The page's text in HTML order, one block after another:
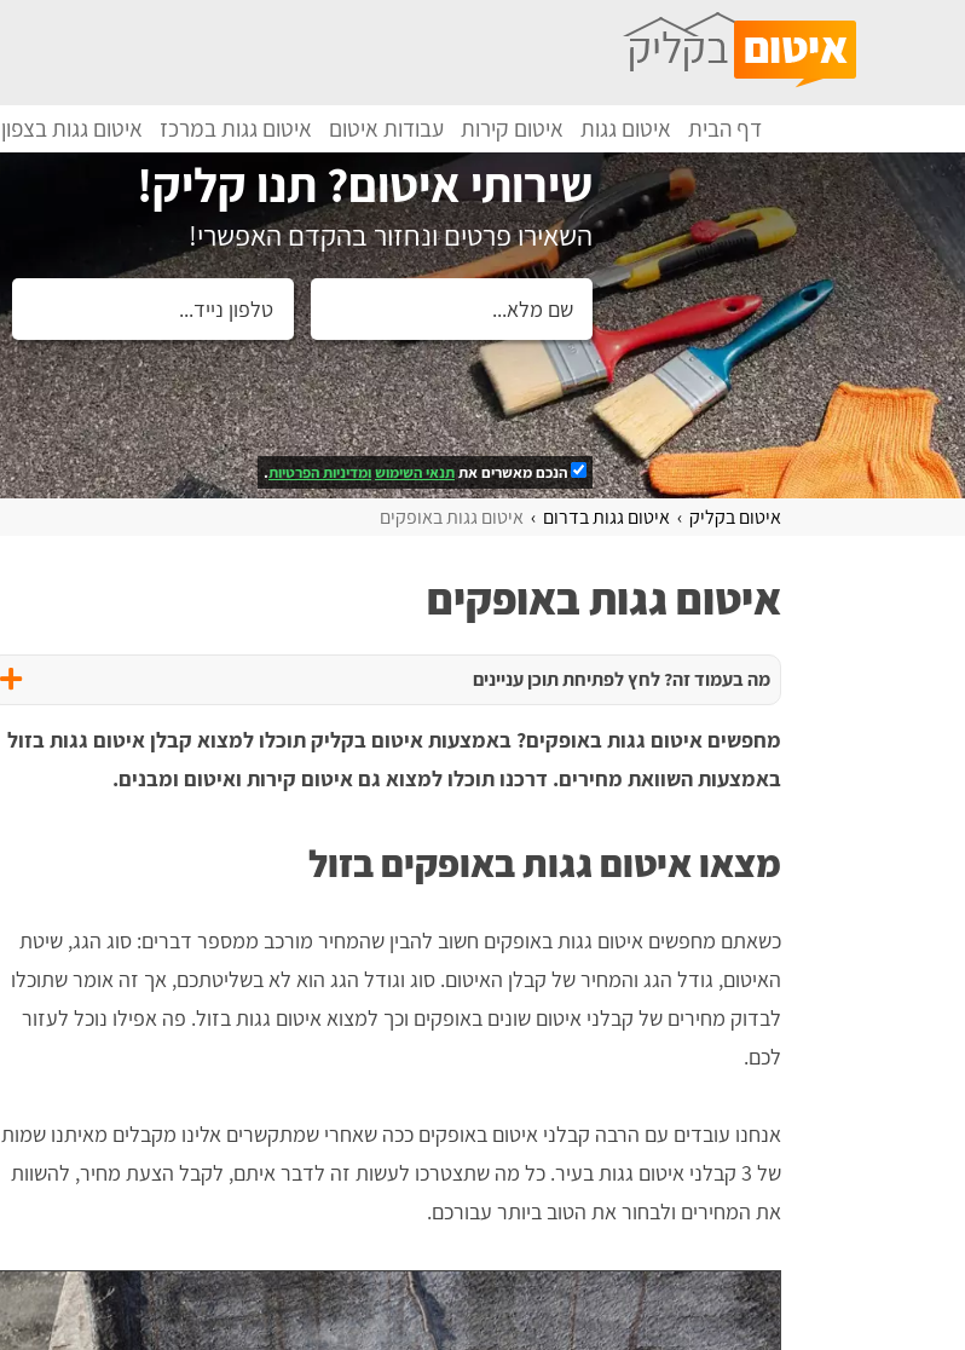
דף הבית איטום גגות איטום קירות עבודות איטום איטום גגות במרכז איטום גגות בצפון
שירותי איטום? תנו קליק!
השאירו פרטים ונחזור בהקדם האפשרי!
הנכם מאשרים אתתנאי השימושומדיניות הפרטיות.
איטום בקליק איטום גגות בדרום איטום גגות באופקים
איטום גגות באופקים
מה בעמוד זה? לחץ לפתיחת תוכן עניינים
מחפשים איטום גגות באופקים? באמצעות איטום בקליק תוכלו למצוא קבלן איטום גגות בזול
באמצעות השוואת מחירים. דרכנו תוכלו למצוא גם איטום קירות ואיטום ומבנים.
מצאו איטום גגות באופקים בזול
כשאתם מחפשים איטום גגות באופקים חשוב להבין שהמחיר מורכב ממספר דברים: סוג הגג, שיטת
האיטום, גודל הגג והמחיר של קבלן האיטום. סוג וגודל הגג הוא לא בשליטתכם, אך זה אומר שתוכלו
לבדוק מחירים של קבלני איטום שונים באופקים וכך למצוא איטום גגות בזול. פה אפילו נוכל לעזור
לכם.
אנחנו עובדים עם הרבה קבלני איטום באופקים ככה שאחרי שמתקשרים אלינו מקבלים מאיתנו שמות
של 3 קבלני איטום גגות בעיר. כל מה שתצטרכו לעשות זה לדבר איתם, לקבל הצעת מחיר, להשוות
את המחירים ולבחור את הטוב ביותר עבורכם.